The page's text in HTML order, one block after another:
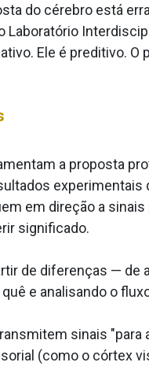
do cérebro está
Ele é preditivo.
a proposta
em direção a
significado.
de diferenças —
e analisando o
sinais
(como o córtex